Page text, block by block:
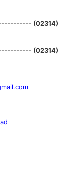
(02314)
(02314)